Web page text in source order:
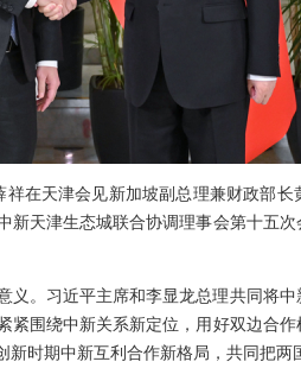
在天津会见新加坡副总理兼财政部
天津生态城联合协调理事会第十五
。习近平主席和李显龙总理共同将
围绕中新关系新定位，用好双边合作
时期中新互利合作新格局，共同把两